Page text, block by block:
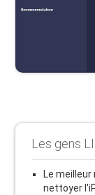
Les gens
Le
nettoyer